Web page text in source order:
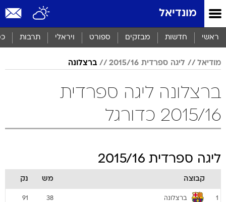
מונדיאל
ראשי חדשות מבזקים ספורט ויראלי תרבות
מודיאל ליגה ספרדית 2015/16 ברצלונה
ברצלונה ליגה ספרדית
2015/16 כדורגל
ליגה ספרדית 2015/16
קבוצה מש נק
1 ברצלונה 38
91